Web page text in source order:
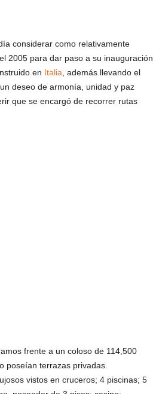
considerar como relativamente
2005 para dar paso a su inauguración
en Italia , además llevando el
deseo de armonía, unidad y paz
que se encargó de recorrer rutas
frente a un coloso de 114,500
poseían terrazas privadas.
vistos en cruceros; 4 piscinas; 5